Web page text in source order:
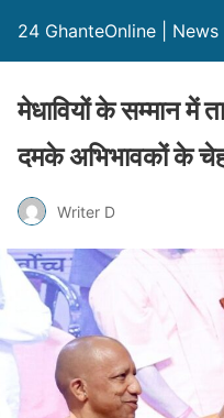
24 GhanteOnline | News
मेधावियों के सम्मान में
दमके अभिभावकों के
Writer D